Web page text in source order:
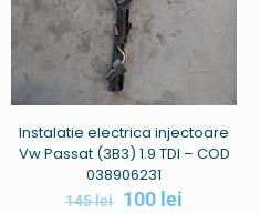
Instalatie electrica injectoare
Vw Passat (3B3) 1.9 TDI – COD
038906231
145lei 100 lei